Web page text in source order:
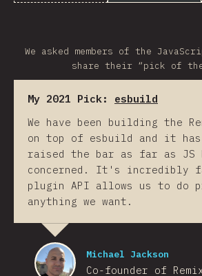
We asked members of the
share their “pick of
My 2021 Pick: esbuild
We have been building the
on top of esbuild and it
raised the bar as far as JS
concerned. It's incredibly
plugin API allows us to do
anything we want.
Michael Jackson
Co-founder of